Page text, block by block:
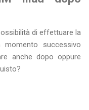
di effettuare la
successivo
anche dopo oppure